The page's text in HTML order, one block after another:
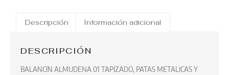
Descripción Información adicional
DESCRIPCIÓN
BALANCIN ALMUDENA 01 TAPIZADO, PATAS METALICAS Y